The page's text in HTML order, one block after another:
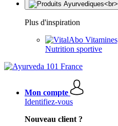
Plus d'inspiration
Nutrition sportive
Mon compte
Identifiez-vous
Nouveau client ?